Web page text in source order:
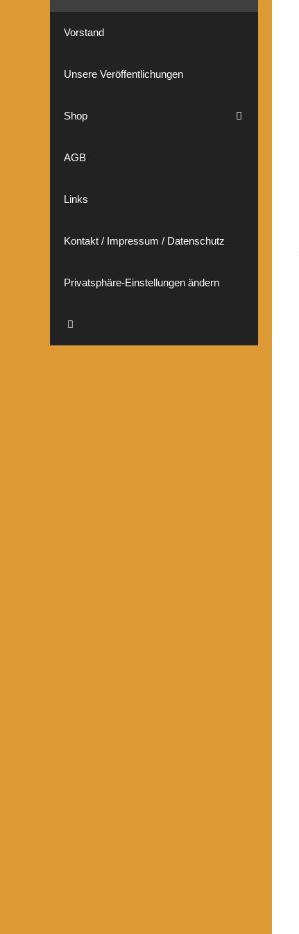
Vorstand
Unsere Veröffentlichungen
Shop
AGB
Links
Kontakt / Impressum / Datenschutz
Privatsphäre-Einstellungen ändern